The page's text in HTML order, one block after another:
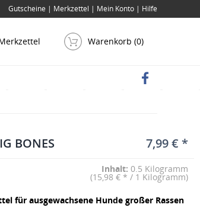
Gutscheine | Merkzettel | Mein Konto | Hilfe
Warenkorb (0)
BONES 7,99 € *
Inhalt: 0.5 Kilogramm
(15,98 € * / 1 Kilogramm)
für ausgewachsene Hunde großer Rassen